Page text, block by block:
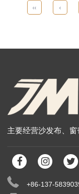
‹‹ ‹
主要经营沙发布、窗
+86-137-